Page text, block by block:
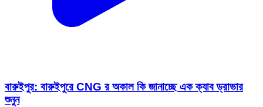
বারুইপুর: বারুইপুরে CNG র অকাল কি জানাচ্ছে এক ক্যাব ড্রাভার
শুনুন